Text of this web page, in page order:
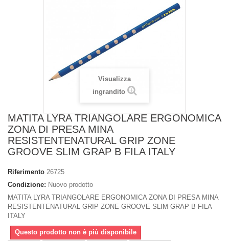
Visualizza
ingrandito
MATITA LYRA TRIANGOLARE ERGONOMICA
ZONA DI PRESA MINA
RESISTENTENATURAL GRIP ZONE
GROOVE SLIM GRAP B FILA ITALY
Riferimento 26725
Condizione: Nuovo prodotto
MATITA LYRA TRIANGOLARE ERGONOMICA ZONA DI PRESA MINA
RESISTENTENATURAL GRIP ZONE GROOVE SLIM GRAP B FILA
ITALY
Questo prodotto non è più disponibile